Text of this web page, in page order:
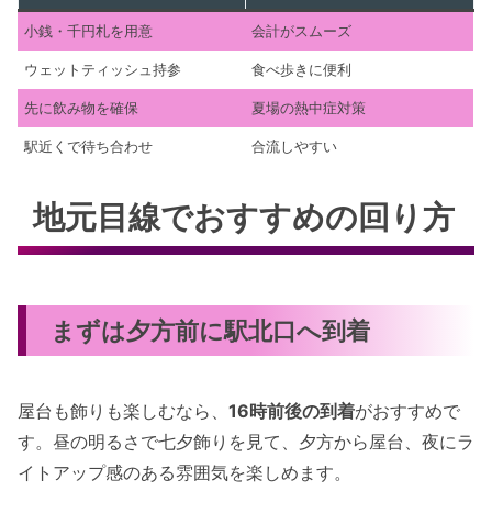
小銭・千円札を用意 会計がスムーズ
ウェットティッシュ持参 食べ歩きに便利
先に飲み物を確保 夏場の熱中症対策
駅近くで待ち合わせ 合流しやすい
地元目線でおすすめの回り方
まずは夕方前に駅北口へ到着
屋台も飾りも楽しむなら、 16時前後の到着がおすすめで
す。昼の明るさで七夕飾りを見て、夕方から屋台、夜にラ
イトアップ感のある雰囲気を楽しめます。